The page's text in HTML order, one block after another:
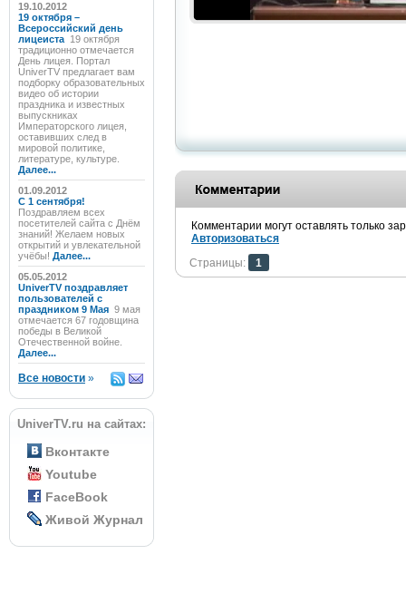
19.10.2012
19 октября –
Всероссийский день
лицеиста 19 октября
традиционно отмечается
День лицея. Портал
UniverTV предлагает вам
подборку образовательных
видео об истории
праздника и известных
выпускниках
Императорского лицея,
оставивших след в
мировой политике,
литературе, культуре.
Далее...
01.09.2012
C 1 сентября!
Поздравляем всех
посетителей сайта с Днём
знаний! Желаем новых
открытий и увлекательной
учёбы! Далее...
05.05.2012
UniverTV поздравляет
пользователей с
праздником 9 Мая 9 мая
отмечается 67 годовщина
победы в Великой
Отечественной войне.
Далее...
Все новости »
UniverTV.ru на сайтах:
Вконтакте
Youtube
FaceBook
Живой Журнал
Комментарии могут оставлять только
Авторизоваться
Страницы:
1